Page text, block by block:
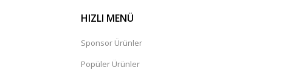
HIZLI MENÜ
Sponsor Ürünler
Popüler Ürünler